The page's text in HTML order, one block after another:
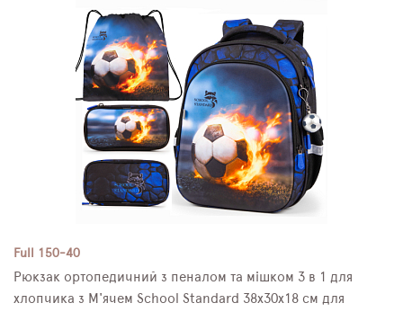
Full 150-40
Рюкзак ортопедичний з пеналом та мішком 3 в 1 для
хлопчика з М'ячем School Standard 38х30х18 см для